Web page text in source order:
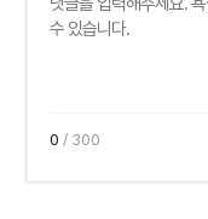
0 / 300